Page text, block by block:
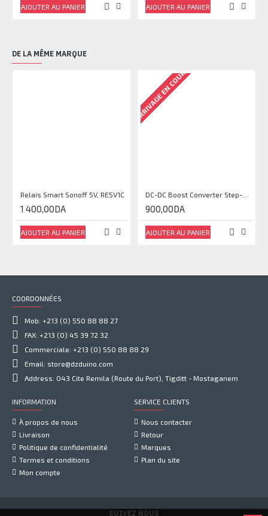
AJOUTER AU PANIER AJOUTER AU PANIER
DE LA MÊME MARQUE
Relais Smart Sonoff 5V, RE5V1C
1 400,00DA
AJOUTER AU PANIER
ARRIVAGE EN COURS
DC-DC Boost Converter Step-Up Power Module Output 5V-35V
900,00DA
AJOUTER AU PANIER
COORDONNÉES
Mob: +213 (0) 550 88 88 27
FAX: +213 (0) 45 39 72 32
Commerciale: +213 (0) 550 88 88 29
Email: store@dzduino.com
Address: 043 Cite Remila (Route du Port), Tigditt - Mostaganem
INFORMATION
À propos de nous
Livraison
Politique de confidentialité
Termes et conditions
Mon compte
SERVICE CLIENTS
Nous contacter
Retour
Marques
Plan du site
SUIVEZ NOUS